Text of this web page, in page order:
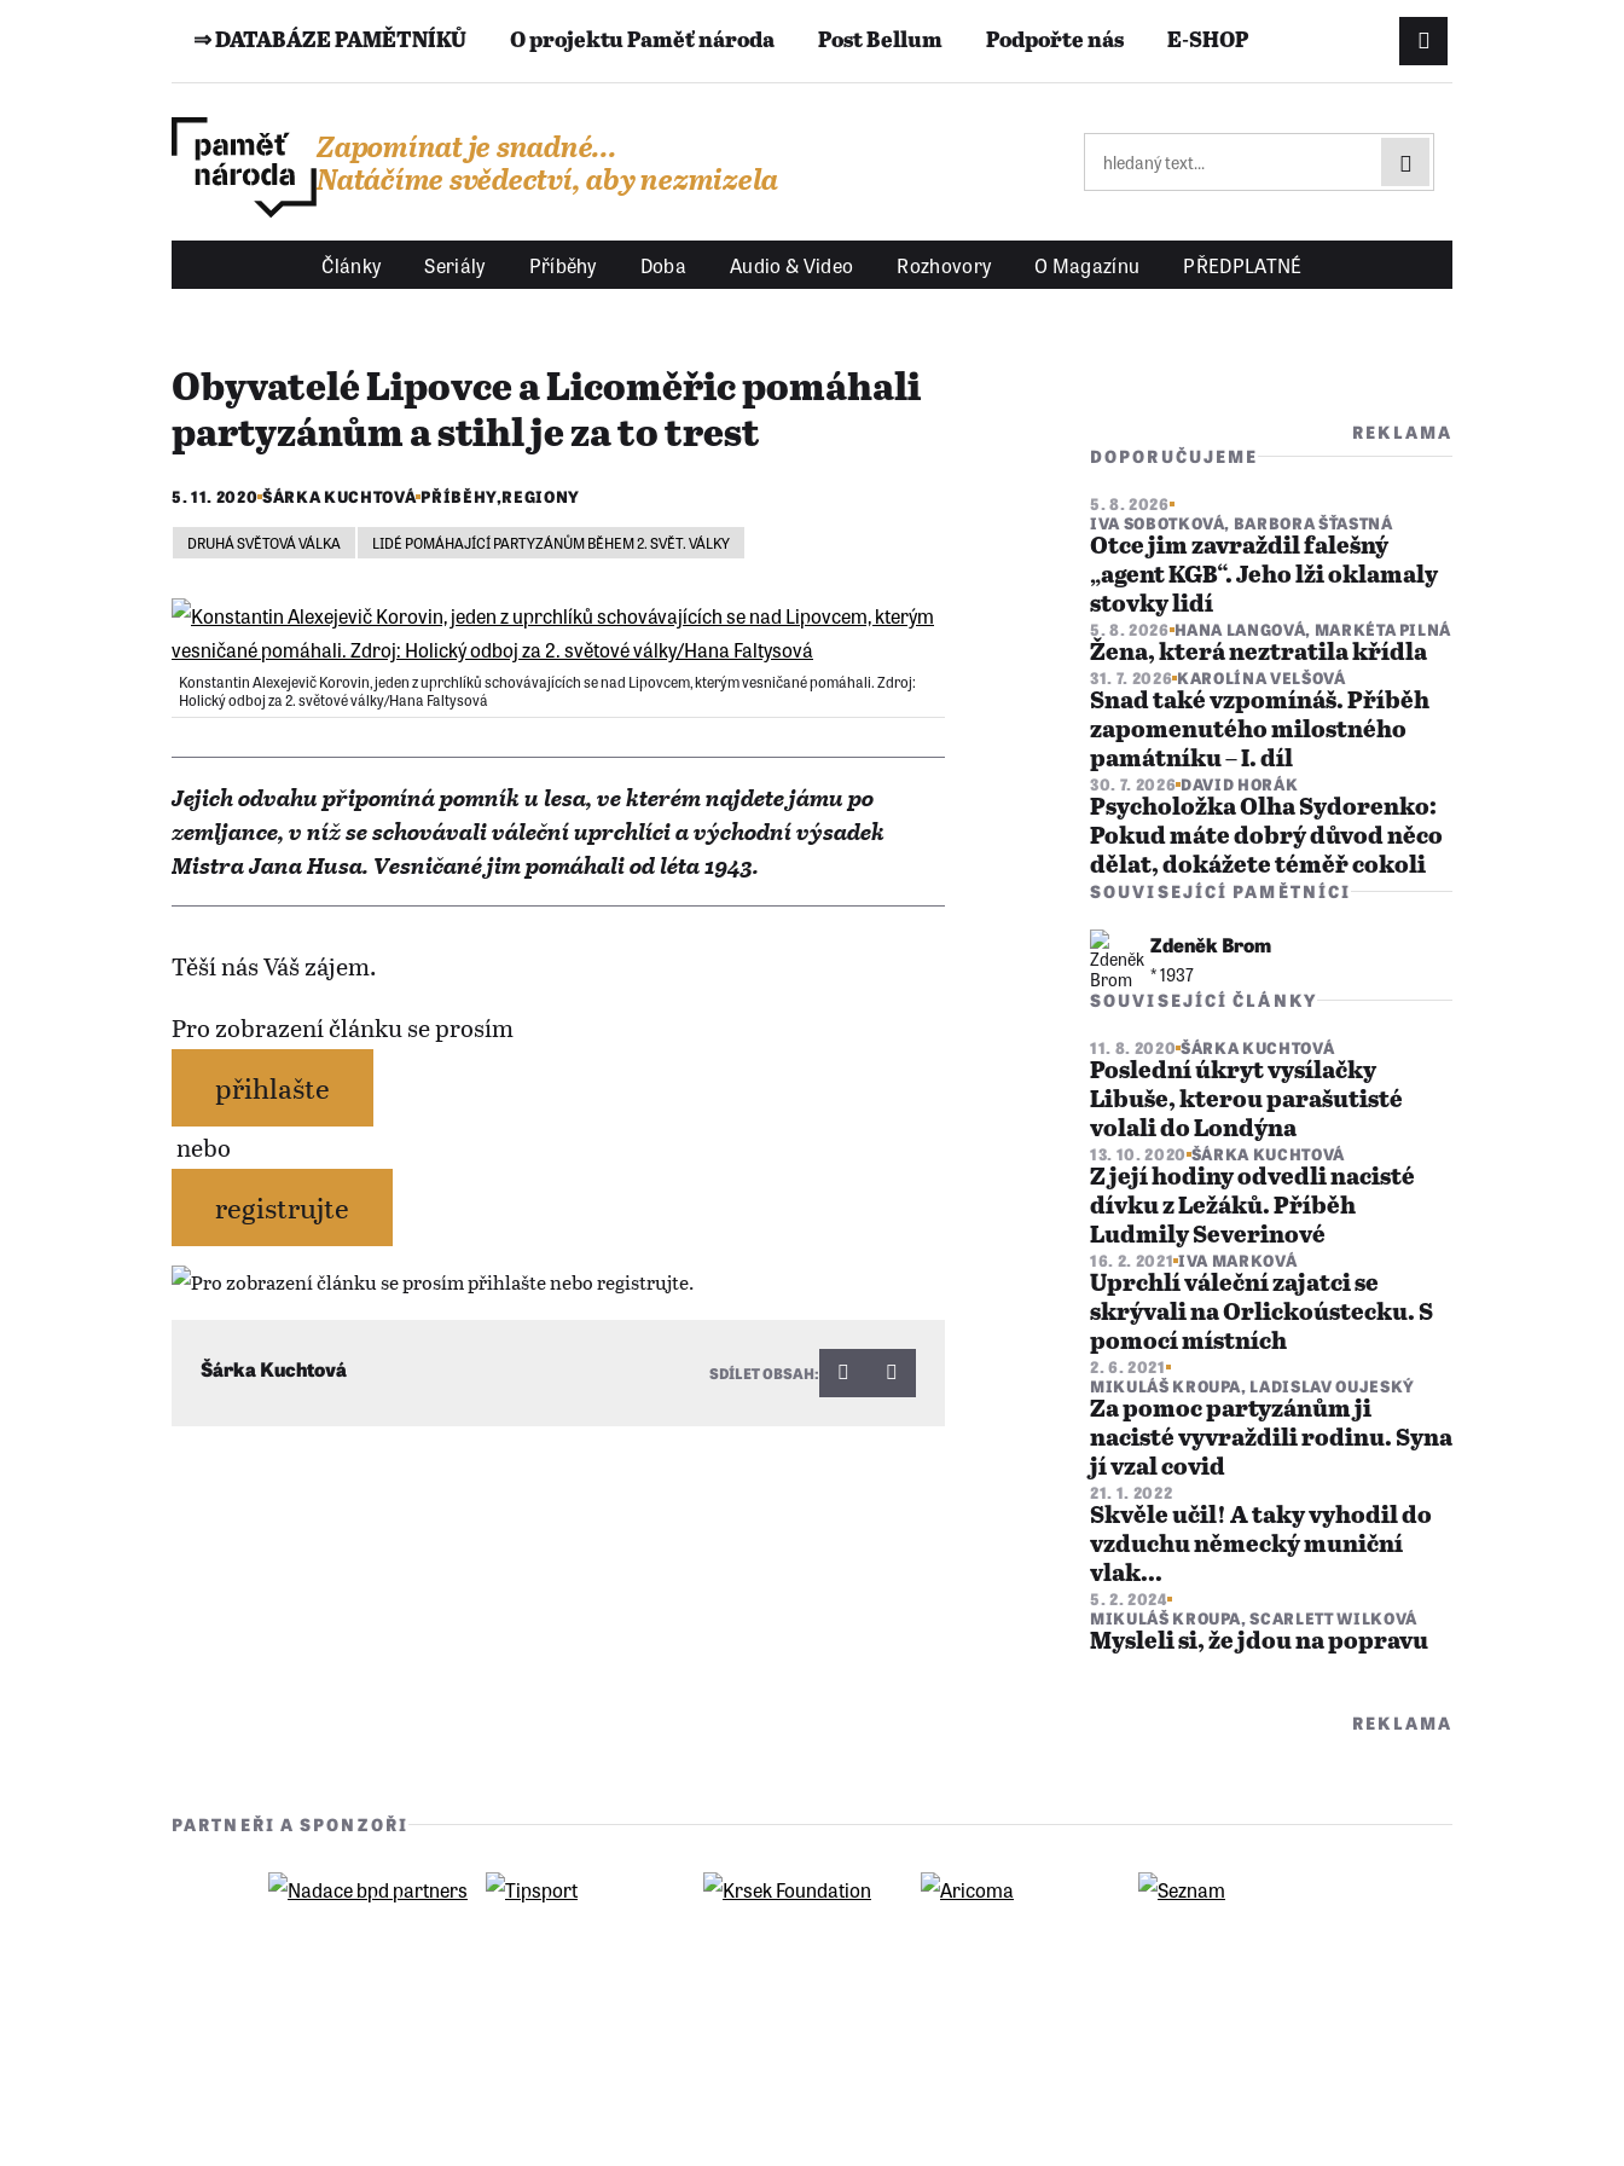
⇒ DATABÁZE PAMĚTNÍKŮ O projektu Paměť národa Post Bellum Podpořte nás E-SHOP
Přihlášení/
Zapomínat je snadné...
Natáčíme svědectví, aby nezmizela
Články Seriály Příběhy Doba Audio & Video Rozhovory O Magazínu PŘEDPLATNÉ
Obyvatelé Lipovce a Licoměřic pomáhali
partyzánům a stihl je za to trest
5. 11. 2020 ŠÁRKA KUCHTOVÁ PŘÍBĚHY,REGIONY
DRUHÁ SVĚTOVÁ VÁLKA LIDÉ POMÁHAJÍCÍ PARTYZÁNŮM BĚHEM 2. SVĚT. VÁLKY
Konstantin Alexejevič Korovin, jeden z uprchlíků schovávajících se nad Lipovcem, kterým vesničané pomáhali. Zdroj:
Holický odboj za 2. světové války/Hana Faltysová
Jejich odvahu připomíná pomník u lesa, ve kterém najdete jámu po
zemljance, v níž se schovávali váleční uprchlíci a východní výsadek
Mistra Jana Husa. Vesničané jim pomáhali od léta 1943.
Těší nás Váš zájem.
Pro zobrazení článku se prosím
přihlašte
nebo
registrujte
Šárka Kuchtová SDÍLET OBSAH:
REKLAMA
DOPORUČUJEME
5. 8. 2026
IVA SOBOTKOVÁ, BARBORA ŠŤASTNÁ
Otce jim zavraždil falešný
„agent KGB“. Jeho lži oklamaly
stovky lidí
5. 8. 2026 HANA LANGOVÁ, MARKÉTA PILNÁ
Žena, která neztratila křídla
31. 7. 2026 KAROLÍNA VELŠOVÁ
Snad také vzpomínáš. Příběh
zapomenutého milostného
památníku – I. díl
30. 7. 2026 DAVID HORÁK
Psycholožka Olha Sydorenko:
Pokud máte dobrý důvod něco
dělat, dokážete téměř cokoli
SOUVISEJÍCÍ PAMĚTNÍCI
Zdeněk Brom
* 1937
SOUVISEJÍCÍ ČLÁNKY
11. 8. 2020 ŠÁRKA KUCHTOVÁ
Poslední úkryt vysílačky
Libuše, kterou parašutisté
volali do Londýna
13. 10. 2020 ŠÁRKA KUCHTOVÁ
Z její hodiny odvedli nacisté
dívku z Ležáků. Příběh
Ludmily Severinové
16. 2. 2021 IVA MARKOVÁ
Uprchlí váleční zajatci se
skrývali na Orlickoústecku. S
pomocí místních
2. 6. 2021
MIKULÁŠ KROUPA, LADISLAV OUJESKÝ
Za pomoc partyzánům ji
nacisté vyvraždili rodinu. Syna
jí vzal covid
21. 1. 2022
Skvěle učil! A taky vyhodil do
vzduchu německý muniční
vlak...
5. 2. 2024
MIKULÁŠ KROUPA,SCARLETT WILKOVÁ
Mysleli si, že jdou na popravu
REKLAMA
PARTNEŘI A SPONZOŘI